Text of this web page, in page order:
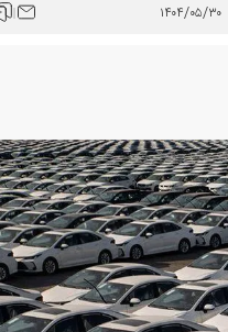
۱۴۰۴/۰۵/۳۰